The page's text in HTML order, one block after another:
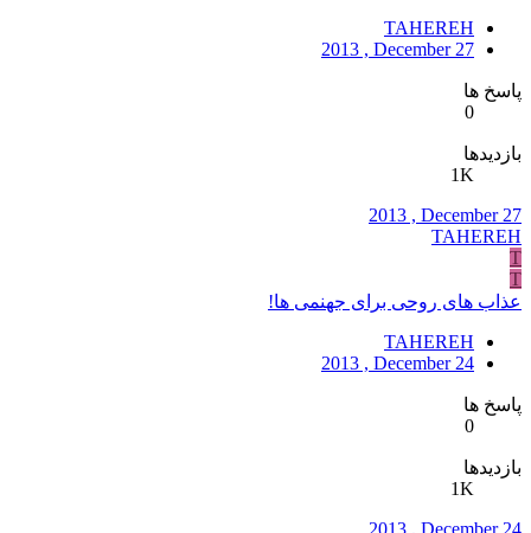
TAHEREH
2013 , December 27
پاسخ ها
0
بازدیدها
1K
2013 , December 27
TAHEREH
T
T
عذاب های روحی برای جهنمی ها!
TAHEREH
2013 , December 24
پاسخ ها
0
بازدیدها
1K